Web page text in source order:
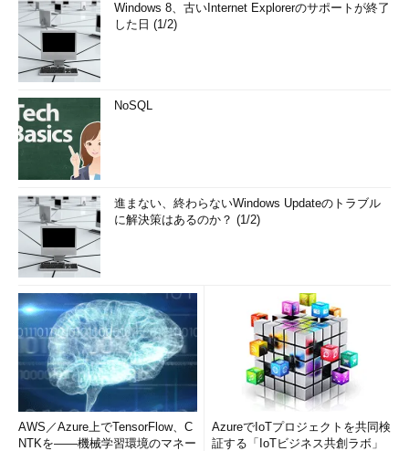
Windows 8、古いInternet Explorerのサポートが終了
した日 (1/2)
NoSQL
進まない、終わらないWindows Updateのトラブル
に解決策はあるのか？ (1/2)
AWS／Azure上でTensorFlow、C
NTKを――機械学習環境のマネー
AzureでIoTプロジェクトを共同検
証する「IoTビジネス共創ラボ」